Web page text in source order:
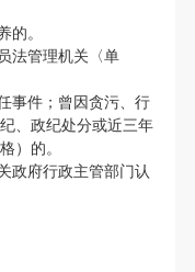
的。
法管理机关〈单
事件；曾因贪污、行
、政纪处分或近三年
）的。
政府行政主管部门认